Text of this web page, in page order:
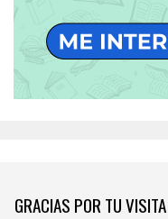
GRACIAS POR TU